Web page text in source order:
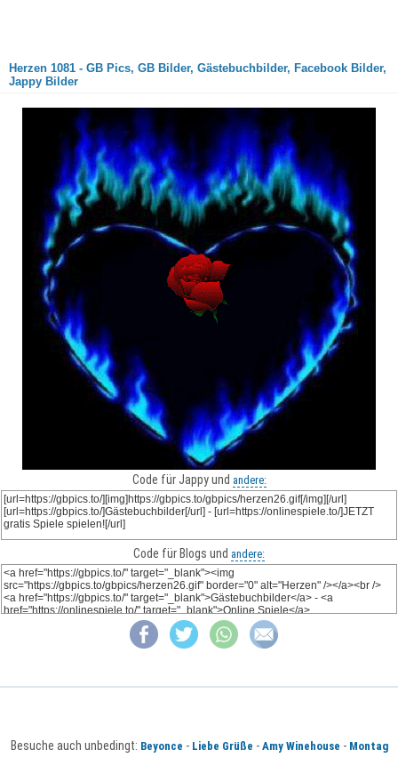
Herzen 1081 - GB Pics, GB Bilder, Gästebuchbilder, Facebook Bilder,
Jappy Bilder
Code für Jappy und andere:
Code für Blogs und andere:
Besuche auch unbedingt: Beyonce - Liebe Grüße - Amy Winehouse - Montag